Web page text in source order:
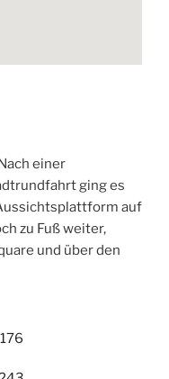
einer
ging es
auf
zu Fuß weiter,
und über den